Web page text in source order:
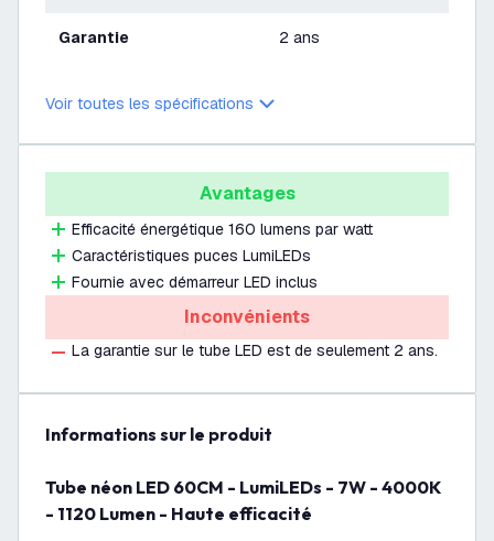
Garantie 2 ans
Voir toutes les spécifications
Avantages
Efficacité énergétique 160 lumens par watt
Caractéristiques puces LumiLEDs
Fournie avec démarreur LED inclus
Inconvénients
La garantie sur le tube LED est de seulement 2 ans.
Informations sur le produit
Tube néon LED 60CM - LumiLEDs - 7W - 4000K
- 1120 Lumen - Haute efficacité